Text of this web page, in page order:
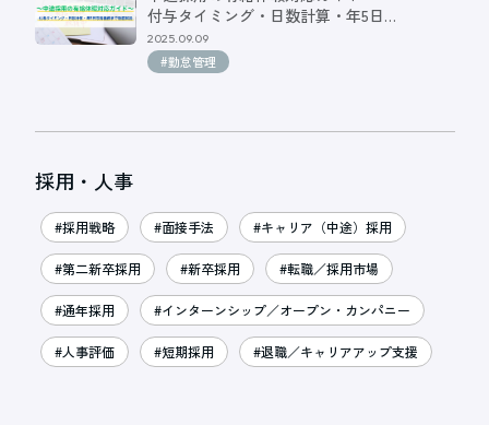
付与タイミング・日数計算・年5日…
2025.09.09
#勤怠管理
採用・人事
#採用戦略 #面接手法 #キャリア（中途）採用
#第二新卒採用 #新卒採用 #転職／採用市場
#通年採用 #インターンシップ／オープン・カンパニー
#人事評価 #短期採用 #退職／キャリアアップ支援